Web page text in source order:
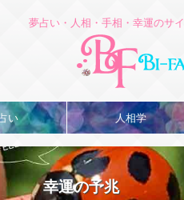
夢占い・人相・手相・幸運のサ
い 人相学
幸運の予兆